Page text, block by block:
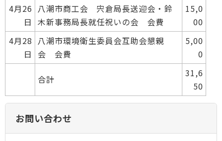
4月26
日
八潮市商工会 宍倉局長送迎会・鈴
木新事務局長就任祝いの会 会費
15,0
00
4月28
日
八潮市環境衛生委員会互助会懇親
会 会費
5,00
0
合計
31,6
50
お問い合わせ